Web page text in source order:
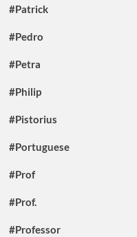
#Patrick
#Pedro
#Petra
#Philip
#Pistorius
#Portuguese
#Prof
#Prof.
#Professor